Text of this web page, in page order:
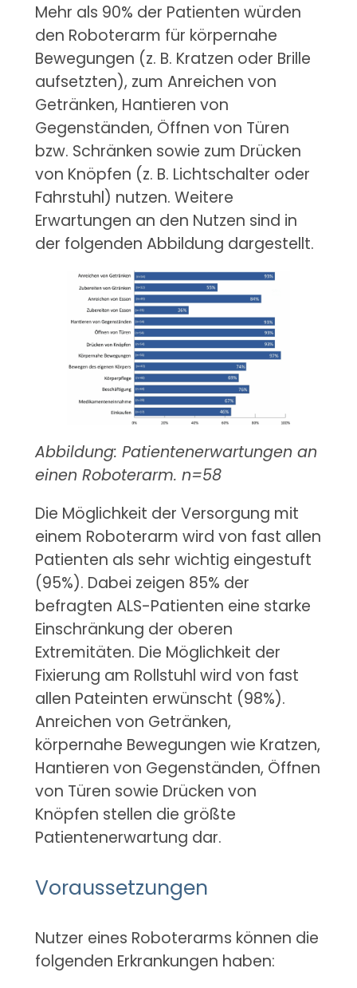
Mehr als 90% der Patienten würden
den Roboterarm für körpernahe
Bewegungen (z. B. Kratzen oder Brille
aufsetzten), zum Anreichen von
Getränken, Hantieren von
Gegenständen, Öffnen von Türen
bzw. Schränken sowie zum Drücken
von Knöpfen (z. B. Lichtschalter oder
Fahrstuhl) nutzen. Weitere
Erwartungen an den Nutzen sind in
der folgenden Abbildung dargestellt.
Abbildung: Patientenerwartungen an
einen Roboterarm. n=58
Die Möglichkeit der Versorgung mit
einem Roboterarm wird von fast allen
Patienten als sehr wichtig eingestuft
(95%). Dabei zeigen 85% der
befragten ALS-Patienten eine starke
Einschränkung der oberen
Extremitäten. Die Möglichkeit der
Fixierung am Rollstuhl wird von fast
allen Pateinten erwünscht (98%).
Anreichen von Getränken,
körpernahe Bewegungen wie Kratzen,
Hantieren von Gegenständen, Öffnen
von Türen sowie Drücken von
Knöpfen stellen die größte
Patientenerwartung dar.
Voraussetzungen
Nutzer eines Roboterarms können die
folgenden Erkrankungen haben: